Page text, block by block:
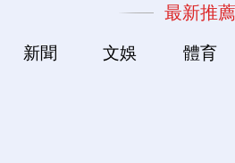
最新推薦
新聞 文娛 體育